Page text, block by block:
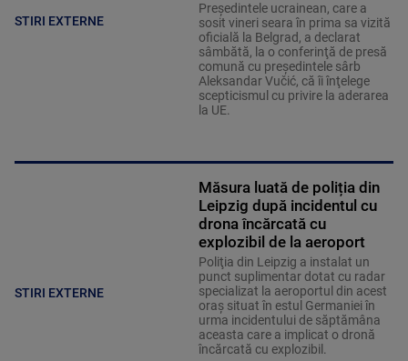
STIRI EXTERNE
Preşedintele ucrainean, care a
sosit vineri seara în prima sa vizită
oficială la Belgrad, a declarat
sâmbătă, la o conferinţă de presă
comună cu preşedintele sârb
Aleksandar Vučić, că îi înţelege
scepticismul cu privire la aderarea
la UE.
STIRI EXTERNE
Măsura luată de poliția din
Leipzig după incidentul cu
drona încărcată cu
explozibil de la aeroport
Poliţia din Leipzig a instalat un
punct suplimentar dotat cu radar
specializat la aeroportul din acest
oraş situat în estul Germaniei în
urma incidentului de săptămâna
aceasta care a implicat o dronă
încărcată cu explozibil.